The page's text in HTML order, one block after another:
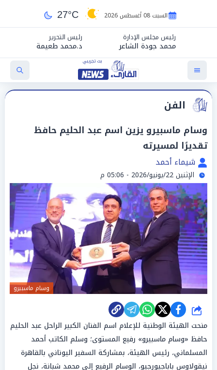
السبت 08 أغسطس 2026 27°C
رئيس مجلس الإدارة
محمد جودة الشاعر
رئيس التحرير
د.محمد طعيمة
الفن
وسام ماسبيرو يزين اسم عبد الحليم حافظ
تقديرًا لمسيرته
شيماء أحمد
الإثنين 22/يونيو/2026 - 05:06 م
وسام ماسبيرو
شارك
منحت الهيئة الوطنية للإعلام اسم الفنان الكبير الراحل عبد الحليم
حافظ «وسام ماسبيرو» رفيع المستوى؛ وسلم الكاتب أحمد
المسلماني، رئيس الهيئة، بمشاركة السفير اليوناني بالقاهرة
نيقولاوس باباجيورجيو، الوسام الرفيع إلى محمد شبانة، نجل